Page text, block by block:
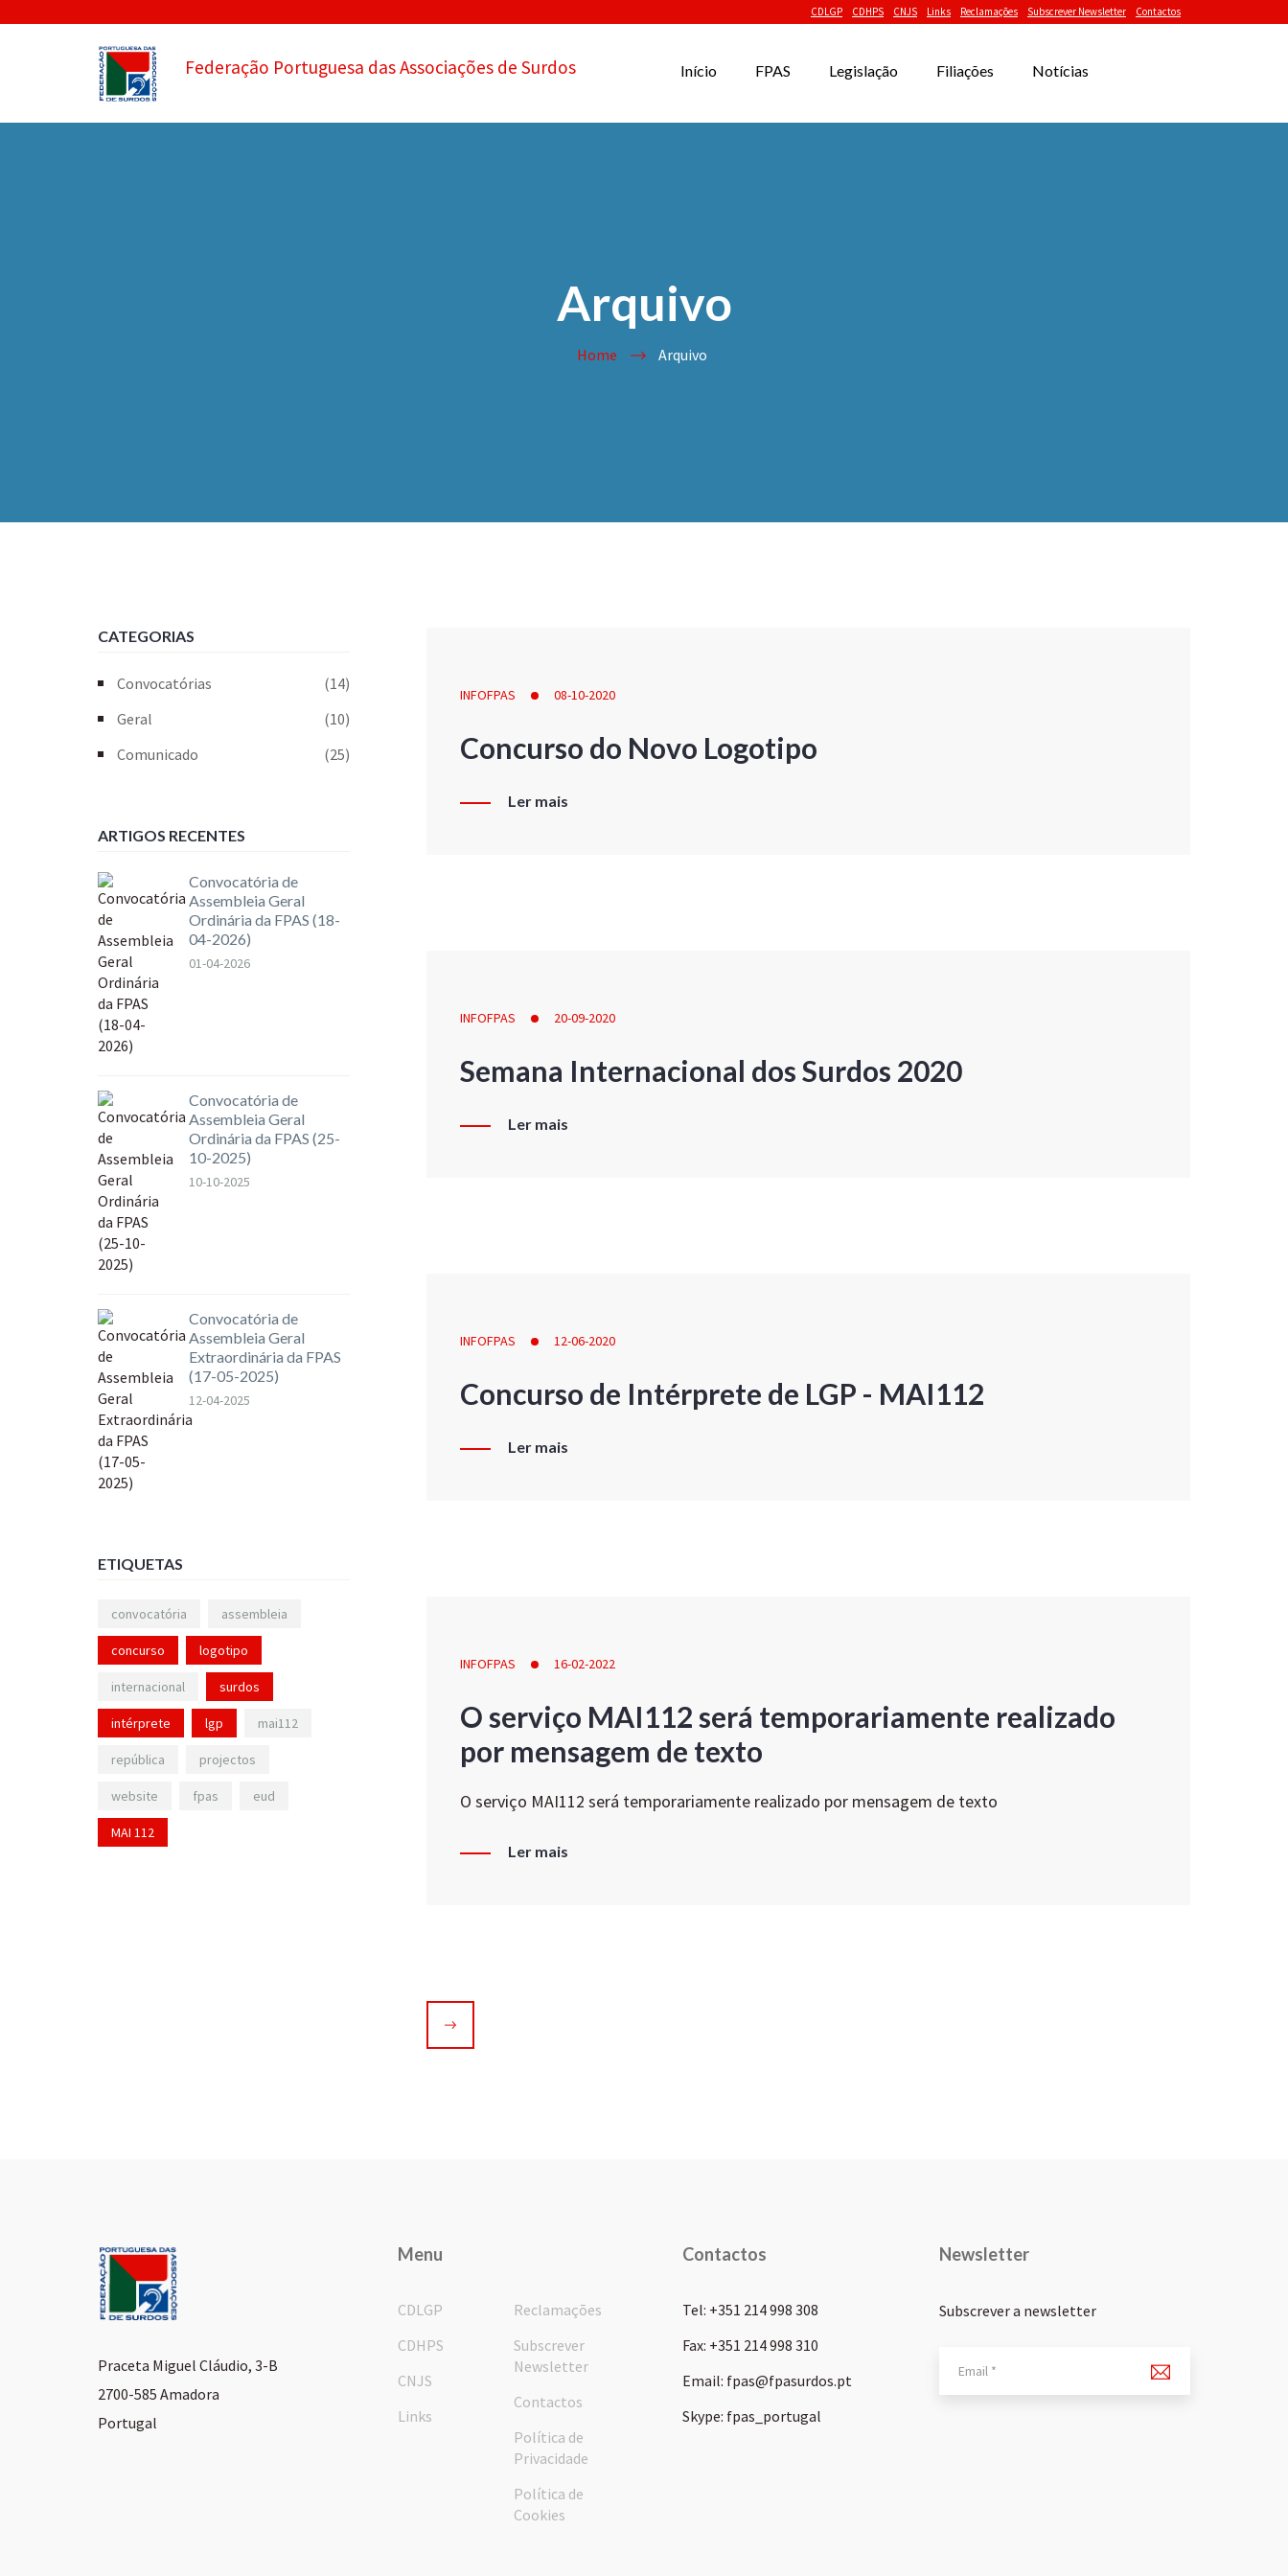
CDLGP CDHPS CNJS Links Reclamações Subscrever Newsletter Contactos
Federação Portuguesa das Associações de Surdos Início FPAS Legislação Filiações Notícias
Arquivo
Home Arquivo
INFOFPAS 08-10-2020
Concurso do Novo Logotipo
Ler mais
INFOFPAS 20-09-2020
Semana Internacional dos Surdos 2020
Ler mais
INFOFPAS 12-06-2020
Concurso de Intérprete de LGP - MAI112
Ler mais
INFOFPAS 16-02-2022
O serviço MAI112 será temporariamente realizado
por mensagem de texto
O serviço MAI112 será temporariamente realizado por mensagem de texto
Ler mais
CATEGORIAS
Convocatórias
(14)
Geral
(10)
Comunicado
(25)
ARTIGOS RECENTES
Convocatória de
Assembleia Geral
Ordinária da FPAS (18-
04-2026)
01-04-2026
Convocatória de
Assembleia Geral
Ordinária da FPAS (25-
10-2025)
10-10-2025
Convocatória de
Assembleia Geral
Extraordinária da FPAS
(17-05-2025)
12-04-2025
ETIQUETAS
convocatória assembleia
concurso logotipo
internacional surdos
intérprete lgp mai112
república projectos
website fpas eud
MAI 112
Praceta Miguel Cláudio, 3-B
2700-585 Amadora
Portugal
Menu
CDLGP
CDHPS
CNJS
Links
Reclamações
Subscrever
Newsletter
Contactos
Política de
Privacidade
Política de
Cookies
Contactos
Tel: +351 214 998 308
Fax: +351 214 998 310
Email: fpas@fpasurdos.pt
Skype: fpas_portugal
Newsletter
Subscrever a newsletter